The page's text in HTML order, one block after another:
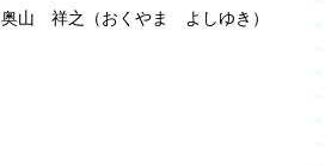
奥山 祥之（おくやま よしゆき）